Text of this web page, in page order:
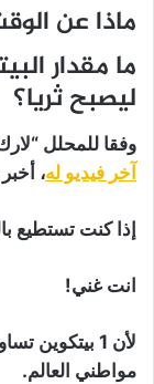
ماذا عن
ما مقدار
ليصبح ثريا؟
وفقا للمحلل
آخر فيديو له،
إذا كنت تستطيع بالفعل شراء 1
انت غني!
لأن 1
مواطني العالم.